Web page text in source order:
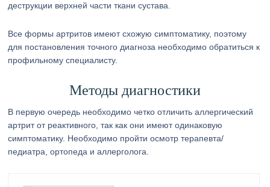
деструкции верхней части ткани сустава.
Все формы артритов имеют схожую симптоматику, поэтому
для постановления точного диагноза необходимо обратиться к
профильному специалисту.
Методы диагностики
В первую очередь необходимо четко отличить аллергический
артрит от реактивного, так как они имеют одинаковую
симптоматику. Необходимо пройти осмотр терапевта/
педиатра, ортопеда и аллерголога.